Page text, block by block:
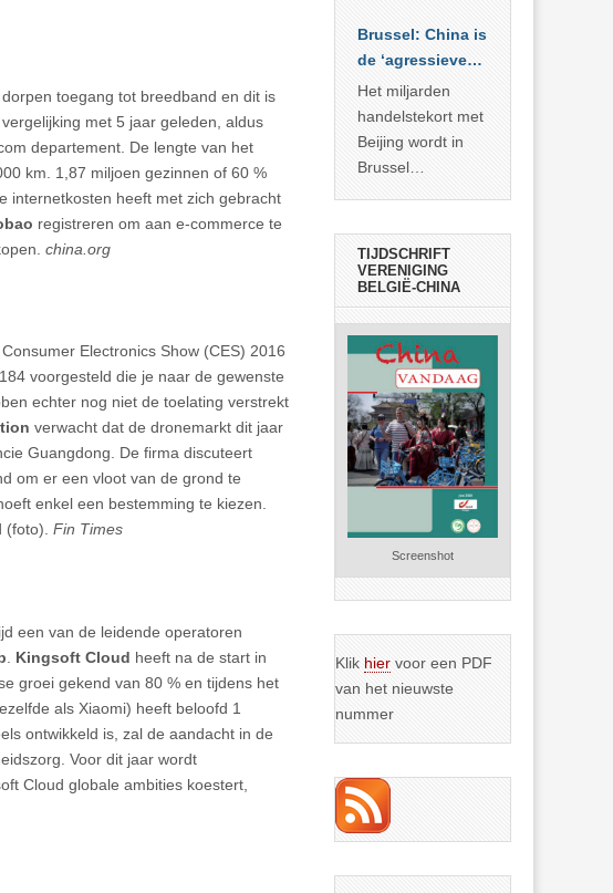
toegang tot breedband en dit is
met 5 jaar geleden, aldus
departement. De lengte van het
km. 1,87 miljoen gezinnen of 60 %
internetkosten heeft met zich gebracht
registreren om aan e-commerce te
china.org
Electronics Show (CES) 2016
voorgesteld die je naar de gewenste
echter nog niet de toelating verstrekt
verwacht dat de dronemarkt dit jaar
Guangdong. De firma discuteert
om er een vloot van de grond te
enkel een bestemming te kiezen.
Fin Times
een van de leidende operatoren
Kingsoft Cloud heeft na de start in
groei gekend van 80 % en tijdens het
als Xiaomi) heeft beloofd 1
ontwikkeld is, zal de aandacht in de
Voor dit jaar wordt
Cloud globale ambities koestert,
realiteit in China?
Brussel: China is
de ‘agressieve
schuldige’
Het miljarden
handelstekort met
Beijing wordt in
Brussel
economische
agressie. In
werkelijkheid
verhult die
spectaculaire
rekensom vooral
de industriële
achterstand die
… >> lees meer
TIJDSCHRIFT
VERENIGING
BELGIË-CHINA
Screenshot
Klik hier voor een PDF
van het nieuwste
nummer